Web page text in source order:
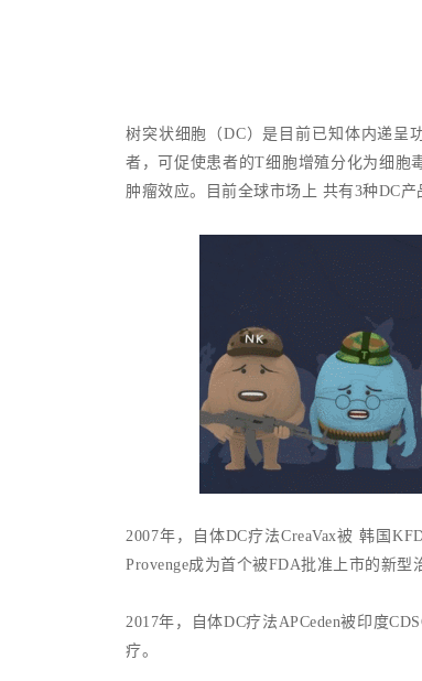
树突状细胞（DC）是目前已知体内递呈
者，可促使患者的T细胞增殖分化为细胞
肿瘤效应。目前全球市场上 共有3种DC产
2007年，自体DC疗法CreaVax被 韩国
Provenge成为首个被FDA批准上市的新型
2017年，自体DC疗法APCeden被印度
疗。